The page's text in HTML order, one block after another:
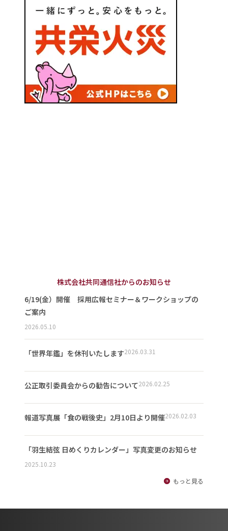
株式会社共同通信社からのお知らせ
6/19(金）開催 採用広報セミナー＆ワークショップの
ご案内
2026.05.10
「世界年鑑」を休刊いたします2026.03.31
公正取引委員会からの勧告について2026.02.25
報道写真展「食の戦後史」2月10日より開催2026.02.03
「羽生結弦 日めくりカレンダー」写真変更のお知らせ
2025.10.23
もっと見る